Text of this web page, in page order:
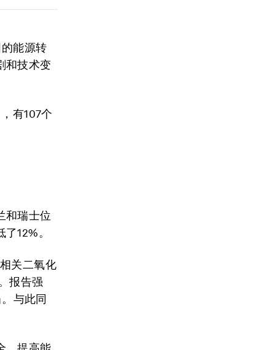
能源转
和技术变
有107个
和瑞士位
12%。
关二氧化
报告强
与此同